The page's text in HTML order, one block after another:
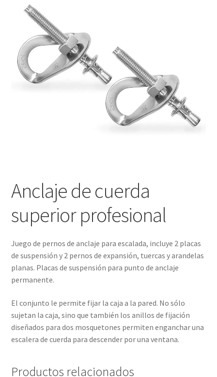
Anclaje de cuerda
superior profesional
Juego de pernos de anclaje para escalada, incluye 2 placas
de suspensión y 2 pernos de expansión, tuercas y arandelas
planas. Placas de suspensión para punto de anclaje
permanente.
El conjunto le permite fijar la caja a la pared. No sólo
sujetan la caja, sino que también los anillos de fijación
diseñados para dos mosquetones permiten enganchar una
escalera de cuerda para descender por una ventana.
Productos relacionados